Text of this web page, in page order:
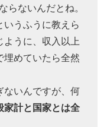
らないんだとね。
うふうに教えら
うに、収入以上
めていたら全然
ないんですが、何
家計と国家とは全